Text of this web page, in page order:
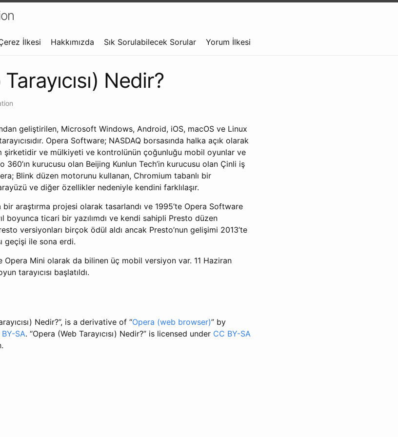
İlkesi Hakkımızda Sık Sorulabilecek Sorular Yorum İlkesi
Nedir?
geliştirilen, Microsoft Windows, Android, iOS, macOS ve Linux
Opera Software; NASDAQ borsasında halka açık olarak
şirketidir ve mülkiyeti ve kontrolünün çoğunluğu mobil oyunlar ve
kurucusu olan Beijing Kunlun Tech’in kurucusu olan Çinli iş
Blink düzen motorunu kullanan, Chromium tabanlı bir
arayüzü ve diğer özellikler nedeniyle kendini farklılaşır.
bir araştırma projesi olarak tasarlandı ve 1995’te Opera Software
boyunca ticari bir yazılımdı ve kendi sahipli Presto düzen
versiyonları birçok ödül aldı ancak Presto’nun gelişimi 2013’te
geçişi ile sona erdi.
Opera Mini olarak da bilinen üç mobil versiyon var. 11 Haziran
tarayıcısı başlatıldı.
Nedir?”, is a derivative of “Opera (web browser)” by
BY-SA. “Opera (Web Tarayıcısı) Nedir?” is licensed under CC BY-SA